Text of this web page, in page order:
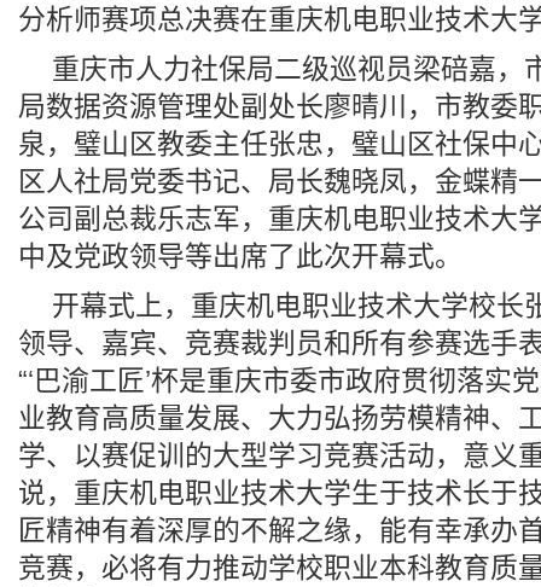
分析师赛项总决赛在重庆机电职业技术大
重庆市人力社保局二级巡视员梁碚嘉，
局数据资源管理处副处长廖晴川，市教委
泉，璧山区教委主任张忠，璧山区社保中
区人社局党委书记、局长魏晓凤，金蝶精
公司副总裁乐志军，重庆机电职业技术大
中及党政领导等出席了此次开幕式。
开幕式上，重庆机电职业技术大学校长
领导、嘉宾、竞赛裁判员和所有参赛选手
“‘巴渝工匠’杯是重庆市委市政府贯彻落实
业教育高质量发展、大力弘扬劳模精神、
学、以赛促训的大型学习竞赛活动，意义
说，重庆机电职业技术大学生于技术长于
匠精神有着深厚的不解之缘，能有幸承办
竞赛，必将有力推动学校职业本科教育质